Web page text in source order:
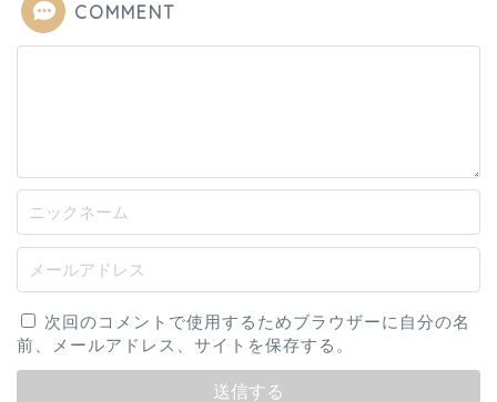
COMMENT
次回のコメントで使用するためブラウザーに自分の名
前、メールアドレス、サイトを保存する。